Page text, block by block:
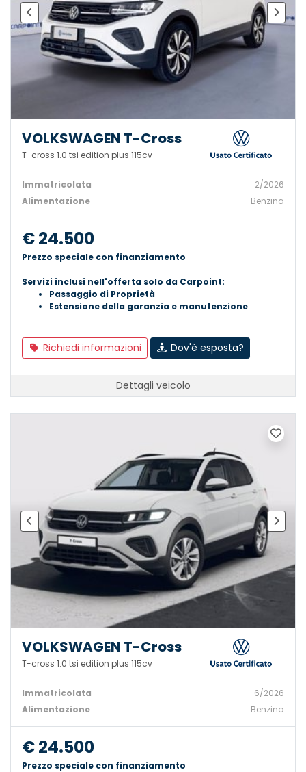
VOLKSWAGEN T-Cross
T-cross 1.0 tsi edition plus 115cv
Immatricolata
2/2026
Alimentazione
Benzina
€ 24.500
Prezzo speciale con finanziamento
Servizi inclusi nell'offerta solo da Carpoint:
Passaggio di Proprietà
Estensione della garanzia e manutenzione
Richiedi informazioni Dov'è esposta?
Dettagli veicolo
VOLKSWAGEN T-Cross
T-cross 1.0 tsi edition plus 115cv
Immatricolata
6/2026
Alimentazione
Benzina
€ 24.500
Prezzo speciale con finanziamento